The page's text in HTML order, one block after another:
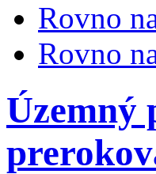
Rovno
Rovno
Územný